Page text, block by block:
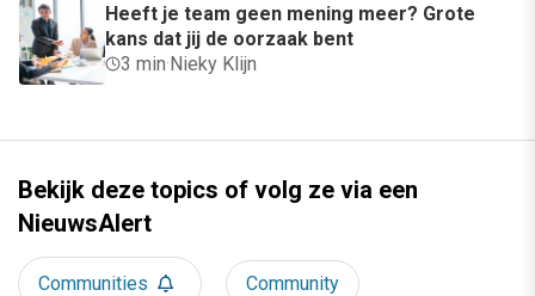
Heeft je team geen mening meer? Grote
kans dat jij de oorzaak bent
3 min·Nieky Klijn
Bekijk deze topics of volg ze via een
NieuwsAlert
Communities Community